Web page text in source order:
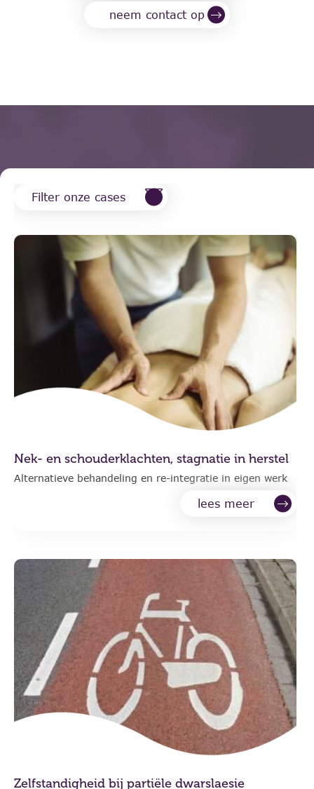
neem contact op
Filter onze cases
Nek- en schouderklachten, stagnatie in herstel
Alternatieve behandeling en re-integratie in eigen werk
lees meer
Zelfstandigheid bij partiële dwarslaesie